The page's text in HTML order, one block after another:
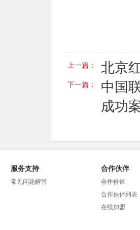
上一篇： 北京
下一篇：
中国
成功
服务支持
常见问题解答
合作伙伴
合作价值
合作伙伴列表
在线加盟